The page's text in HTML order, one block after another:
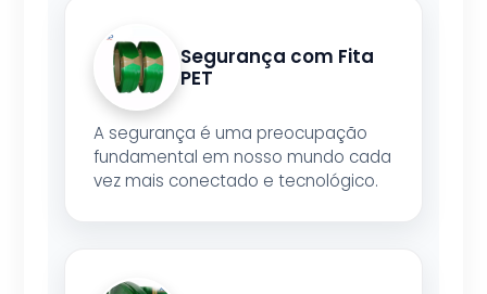
Segurança com Fita
PET
A segurança é uma preocupação
fundamental em nosso mundo cada
vez mais conectado e tecnológico.